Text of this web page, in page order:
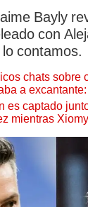
Bayly
con
contamos.
chats sobre
a
es captado
mientras